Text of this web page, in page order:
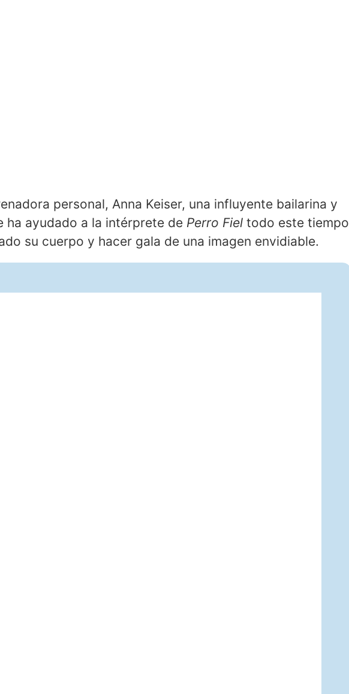
personal, Anna Keiser, una influyente bailarina y
ha ayudado a la intérprete de Perro Fiel todo este tiempo
su cuerpo y hacer gala de una imagen envidiable.